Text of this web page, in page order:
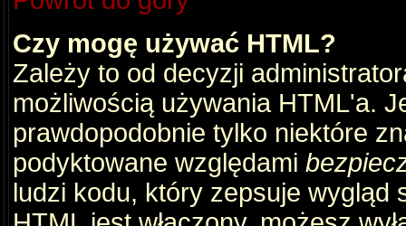
Czy mogę używać HTML?
Zależy to od decyzji
możliwością używania HTML'a.
prawdopodobnie tylko niektóre
podyktowane względami
ludzi kodu, który zepsuje wygląd